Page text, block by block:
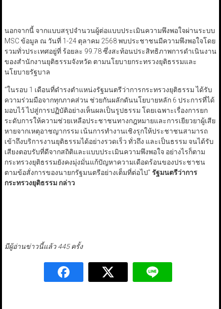
นอกจากนี้ จากแบบสรุปจำนวนผู้ต่อแบบประเมินความพึงพอใจผ่านระบบ
MSC ข้อมูล ณ วันที่ 1-24 ตุลาคม 2568 พบประชาชนมีความพึงพอใจโดย
รวมทั่วประเทศอยู่ที่ ร้อยละ 99.78 ซึ่งสะท้อนประสิทธิภาพการดำเนินงาน
ของสำนักงานยุติธรรมจังหวัด ตามนโยบายกระทรวงยุติธรรมและ
นโยบายรัฐบาล
“ในรอบ 1 เดือนที่ดำรงตำแหน่งรัฐมนตรีว่าการกระทรวงยุติธรรม ได้รับ
ความร่วมมือจากทุกภาคส่วน ช่วยกันผลักดันนโยบายหลัก 6 ประการที่ได้
มอบไว้ ไปสู่การปฏิบัติอย่างเห็นผลเป็นรูปธรรม โดยเฉพาะเรื่องการยก
ระดับการให้ความช่วยเหลือประชาชนทางกฎหมายและการเยียวยาผู้เสีย
หายจากเหตุอาชญากรรม เน้นการทำงานเชิงรุกให้ประชาชนสามารถ
เข้าถึงบริการงานยุติธรรมได้อย่างรวดเร็ว ทั่วถึง และเป็นธรรม จนได้รับ
เสียงตอบรับที่ดีจากสถิติและแบบประเมินความพึงพอใจ อย่างไรก็ตาม
กระทรวงยุติธรรมยังคงมุ่งมั่นแก้ปัญหาความเดือดร้อนของประชาชน
ตามข้อสั่งการของนายกรัฐมนตรีอย่างเต็มที่ต่อไป” รัฐมนตรีว่าการ
กระทรวงยุติธรรม กล่าว
มีผู้อ่านข่าวนี้แล้ว 445 ครั้ง